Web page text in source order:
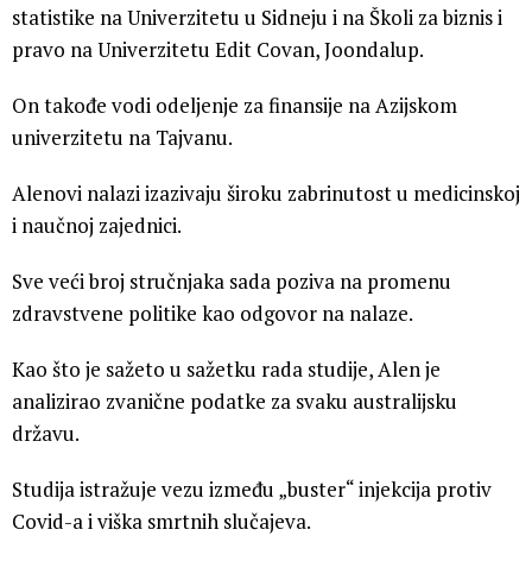
statistike na Univerzitetu u Sidneju i na Školi za biznis i
pravo na Univerzitetu Edit Covan, Joondalup.
On takođe vodi odeljenje za finansije na Azijskom
univerzitetu na Tajvanu.
Alenovi nalazi izazivaju široku zabrinutost u medicinskoj
i naučnoj zajednici.
Sve veći broj stručnjaka sada poziva na promenu
zdravstvene politike kao odgovor na nalaze.
Kao što je sažeto u sažetku rada studije, Alen je
analizirao zvanične podatke za svaku australijsku
državu.
Studija istražuje vezu između „buster“ injekcija protiv
Covid-a i viška smrtnih slučajeva.